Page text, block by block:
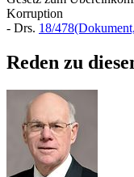
Korruption
- Drs. 18/478
Reden zu